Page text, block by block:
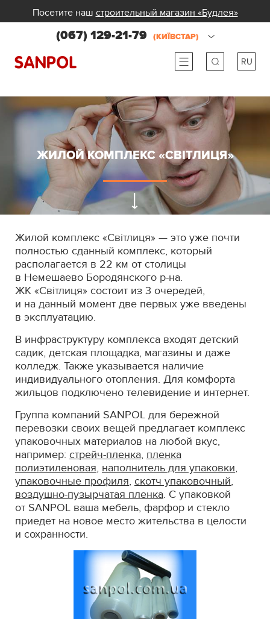
Посетите наш строительный магазин «Будлея»
(067) 129-21-79 (КИЇВСТАР)
RU
ua
ЖИЛОЙ КОМПЛЕКС «СВІТЛИЦЯ»
Жилой комплекс «Світлиця» — это уже почти
полностью сданный комплекс, который
располагается в 22 км от столицы
в Немешаево Бородянского р-на.
ЖК «Світлиця» состоит из 3 очередей,
и на данный момент две первых уже введены
в эксплуатацию.
В инфраструктуру комплекса входят детский
садик, детская площадка, магазины и даже
колледж. Также указывается наличие
индивидуального отопления. Для комфорта
жильцов подключено телевидение и интернет.
Группа компаний SANPOL для бережной
перевозки своих вещей предлагает комплекс
упаковочных материалов на любой вкус,
например: стрейч-пленка, пленка
полиэтиленовая, наполнитель для упаковки,
упаковочные профиля, скотч упаковочный,
воздушно-пузырчатая пленка. С упаковкой
от SANPOL ваша мебель, фарфор и стекло
приедет на новое место жительства в целости
и сохранности.